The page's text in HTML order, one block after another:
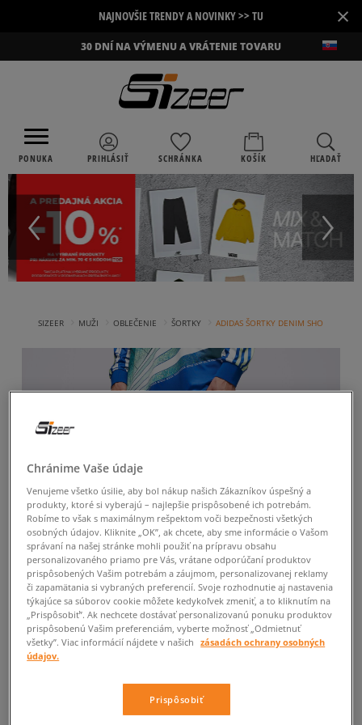
NAJNOVŠIE TRENDY A NOVINKY >> TU ×
30 DNÍ NA VÝMENU A VRÁTENIE TOVARU
PONUKA PRIHLÁSIŤ SCHRÁNKA KOŠÍK HĽADAŤ
SIZEER MUŽI OBLEČENIE ŠORTKY ADIDAS ŠORTKY DENIM SHO
Chránime Vaše údaje
Venujeme všetko úsilie, aby bol nákup našich Zákazníkov úspešný a
produkty, ktoré si vyberajú – najlepšie prispôsobené ich potrebám.
Robíme to však s maximálnym rešpektom voči bezpečnosti všetkých
osobných údajov. Kliknite „OK”, ak chcete, aby sme informácie o Vašom
správaní na našej stránke mohli použiť na prípravu obsahu
personalizovaného priamo pre Vás, vrátane odporúčaní produktov
prispôsobených Vašim potrebám a záujmom, personalizovanej reklamy
či zapamätania si vybraných preferencií. Svoje rozhodnutie aj nastavenia
týkajúce sa súborov cookie môžete kedykoľvek zmeniť, a to kliknutím na
„Prispôsobiť”. Ak nechcete dostávať personalizovanú ponuku produktov
prispôsobenú Vašim preferenciám, vyberte možnosť „Odmietnuť
všetky”. Viac informácií nájdete v našich
zásadách ochrany osobných
údajov.
Prispôsobiť